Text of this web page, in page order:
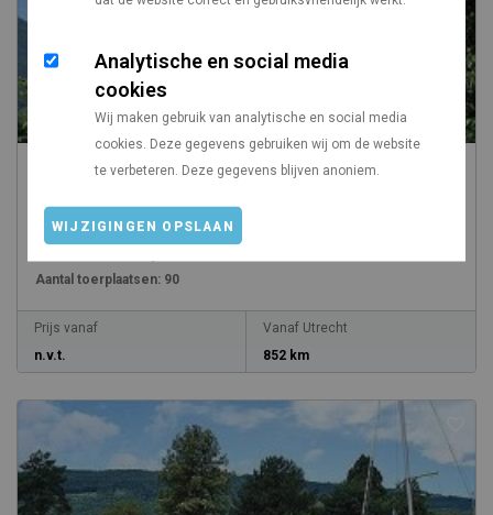
Analytische en social media
cookies
Wij maken gebruik van analytische en social media
cookies. Deze gegevens gebruiken wij om de website
te verbeteren. Deze gegevens blijven anoniem.
WIJZIGINGEN OPSLAAN
Camping Jungfraublick 7
Zwitserland / Espace Mittelland
Aantal toerplaatsen: 90
Prijs vanaf
n.v.t.
Vanaf Utrecht
852 km